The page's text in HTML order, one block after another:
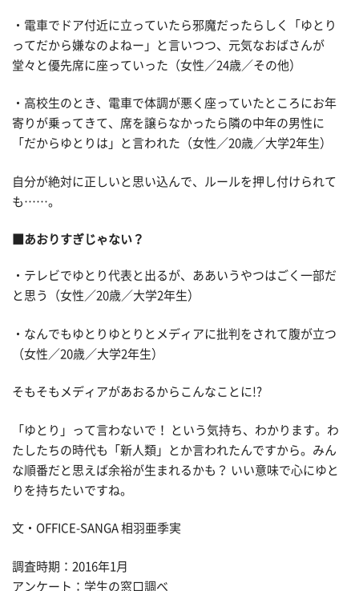
・電車でドア付近に立っていたら邪魔だったらしく「ゆとり
ってだから嫌なのよねー」と言いつつ、元気なおばさんが
堂々と優先席に座っていった（女性／24歳／その他）
・高校生のとき、電車で体調が悪く座っていたところにお年
寄りが乗ってきて、席を譲らなかったら隣の中年の男性に
「だからゆとりは」と言われた（女性／20歳／大学2年生）
自分が絶対に正しいと思い込んで、ルールを押し付けられて
も……。
■あおりすぎじゃない？
・テレビでゆとり代表と出るが、ああいうやつはごく一部だ
と思う（女性／20歳／大学2年生）
・なんでもゆとりゆとりとメディアに批判をされて腹が立つ
（女性／20歳／大学2年生）
そもそもメディアがあおるからこんなことに!?
「ゆとり」って言わないで！ という気持ち、わかります。わ
たしたちの時代も「新人類」とか言われたんですから。みん
な順番だと思えば余裕が生まれるかも？ いい意味で心にゆと
りを持ちたいですね。
文・OFFICE-SANGA 相羽亜季実
調査時期：2016年1月
アンケート：学生の窓口調べ